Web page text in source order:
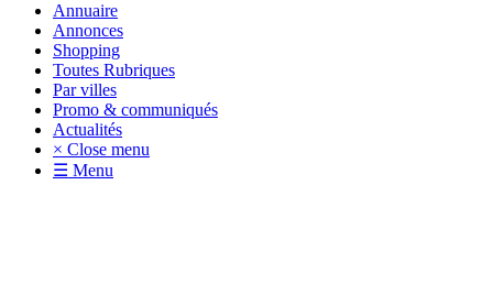
Annuaire
Annonces
Shopping
Toutes Rubriques
Par villes
Promo & communiqués
Actualités
× Close menu
☰ Menu